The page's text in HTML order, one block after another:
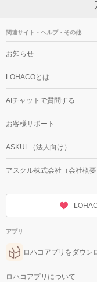
関連サイト・ヘルプ・その他
お知らせ
LOHACOとは
AIチャットで質問する
お客様サポート
ASKUL（法人向け）
アスクル株式会社（会社概要
アプリ
ロハコアプリをダウン
ロハコアプリについて